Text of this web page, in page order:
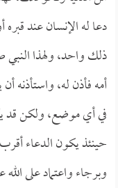
دعا له الإنسان عند
ذلك واحد، ولهذا النبي
أمه فأذن له، واستأذنه
في أي موضع، ولكن قد
حينئذ يكون الدعاء
وبرجاء واعتماد على